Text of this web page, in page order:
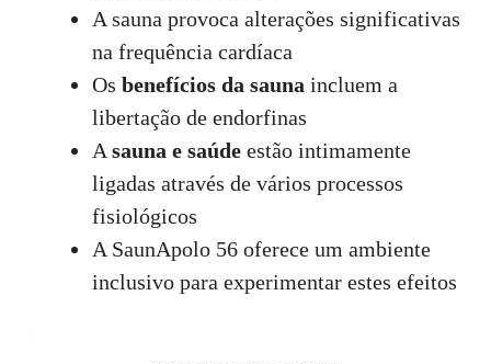
A sauna provoca alterações significativas
na frequência cardíaca
Os benefícios da sauna incluem a
libertação de endorfinas
A sauna e saúde estão intimamente
ligadas através de vários processos
fisiológicos
A SaunApolo 56 oferece um ambiente
inclusivo para experimentar estes efeitos